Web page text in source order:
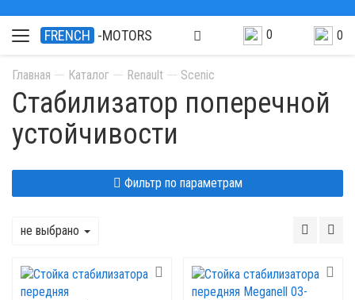
FRENCH -MOTORS 0 0
Главная Каталог Renault Scenic
Стабилизатор поперечной
устойчивости
Фильтр по параметрам
не выбрано